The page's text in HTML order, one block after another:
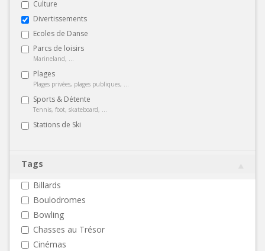
Culture
Divertissements
Ecoles de Danse
Parcs de loisirs
Marineland, ...
Plages
Plages privées, plages publiques, ...
Sports & Détente
Tennis, foot, skateboard, ...
Stations de Ski
Tags
Billards
Boulodromes
Bowling
Chasses au Trésor
Cinémas